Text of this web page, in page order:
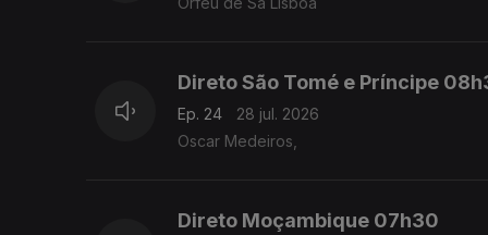
Direto São Tomé e Príncipe
Ep. 24
28 jul. 2026
Oscar Medeiros,
Direto Moçambique 07h30